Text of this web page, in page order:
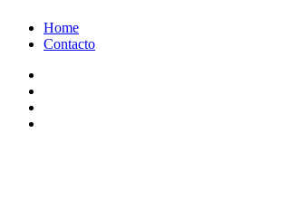
Home
Contacto